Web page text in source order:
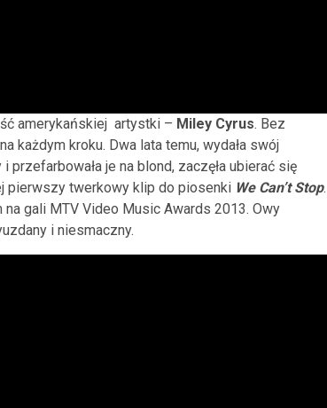
amerykańskiej artystki – Miley Cyrus. Bez
każdym kroku. Dwa lata temu, wydała swój
przefarbowała je na blond, zaczęła ubierać się
pierwszy twerkowy klip do piosenki We Can’t Stop.
gali MTV Video Music Awards 2013. Owy
i niesmaczny.